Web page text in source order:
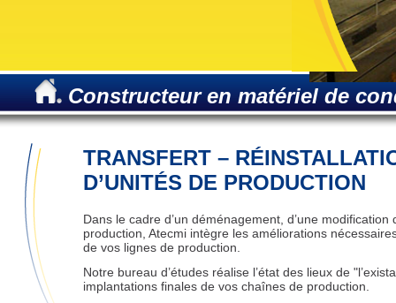
Constructeur en matériel de
TRANSFERT –
D’UNITÉS DE PRODUCTION
Dans le cadre d’un déménagement, d’une modification
production, Atecmi intègre les améliorations
de vos lignes de production.
Notre bureau d’études réalise l’état des lieux de
implantations finales de vos chaînes de production.